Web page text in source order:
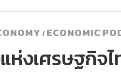
/ ECONOMIC
งเศรษฐกิจไ